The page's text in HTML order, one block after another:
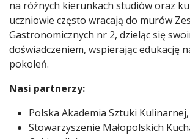
na różnych kierunkach studiów oraz
uczniowie często wracają do murów
Gastronomicznych nr 2, dzieląc się
doświadczeniem, wspierając edukację
pokoleń.
Nasi partnerzy:
Polska Akademia Sztuki Kulinarnej,
Stowarzyszenie Małopolskich